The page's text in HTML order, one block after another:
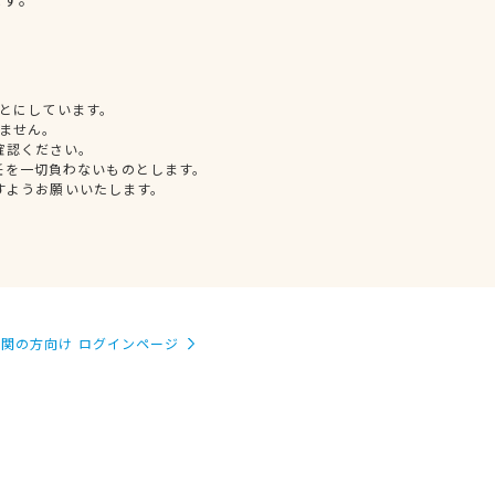
しています。
せん。
ください。
一切負わないものとします。
うお願いいたします。
の方向け ログインページ